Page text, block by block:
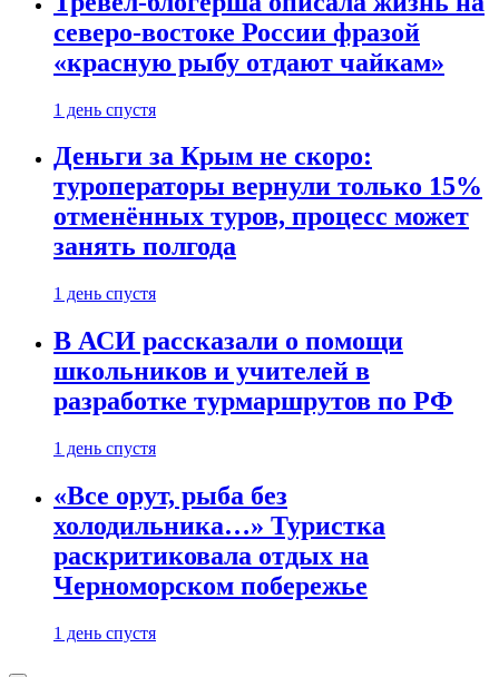
северо-востоке России фразой
«красную рыбу отдают чайкам»
1 день спустя
Деньги за Крым не скоро:
туроператоры вернули только 15%
отменённых туров, процесс может
занять полгода
1 день спустя
В АСИ рассказали о помощи
школьников и учителей в
разработке турмаршрутов по РФ
1 день спустя
«Все орут, рыба без
холодильника…» Туристка
раскритиковала отдых на
Черноморском побережье
1 день спустя